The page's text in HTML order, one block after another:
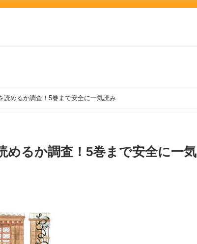
読めるか調査！5巻まで安全に一気読み
めるか調査！5巻まで安全に一気